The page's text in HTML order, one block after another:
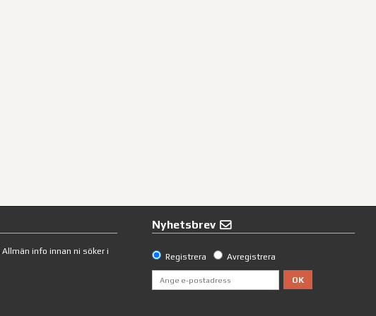
Allmän info innan ni söker i
Nyhetsbrev
Registrera Avregistrera
OK